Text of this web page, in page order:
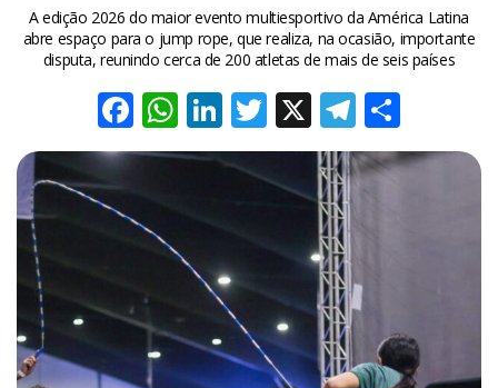
A edição 2026 do maior evento multiesportivo da América Latina
abre espaço para o jump rope, que realiza, na ocasião, importante
disputa, reunindo cerca de 200 atletas de mais de seis países
Facebook
WhatsApp
LinkedIn
Twitter
X